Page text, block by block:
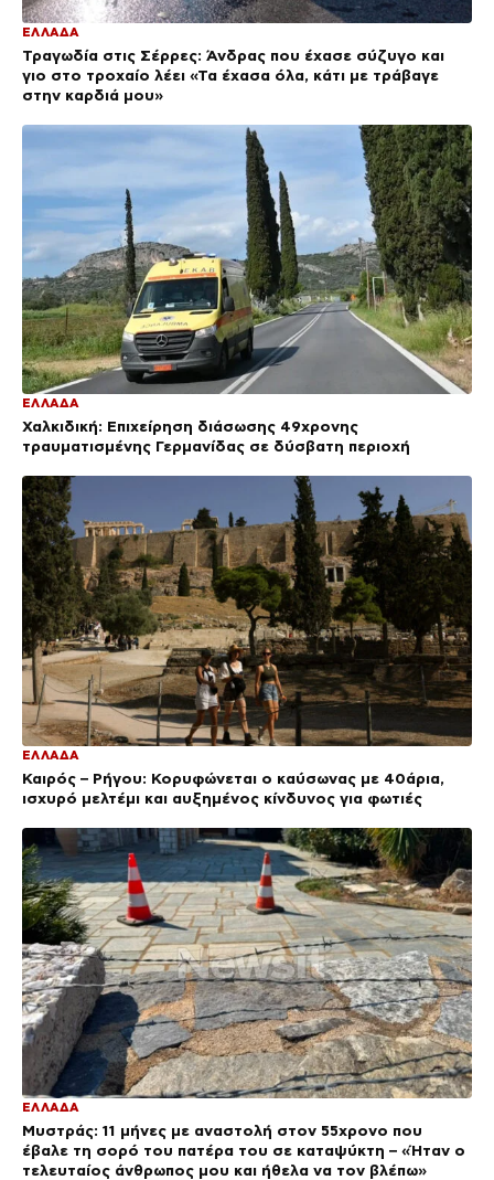
ΕΛΛΑΔΑ
Τραγωδία στις Σέρρες: Άνδρας που έχασε σύζυγο και
γιο στο τροχαίο λέει «Τα έχασα όλα, κάτι με τράβαγε
στην καρδιά μου»
ΕΛΛΑΔΑ
Χαλκιδική: Επιχείρηση διάσωσης 49χρονης
τραυματισμένης Γερμανίδας σε δύσβατη περιοχή
ΕΛΛΑΔΑ
Καιρός – Ρήγου: Κορυφώνεται ο καύσωνας με 40άρια,
ισχυρό μελτέμι και αυξημένος κίνδυνος για φωτιές
ΕΛΛΑΔΑ
Μυστράς: 11 μήνες με αναστολή στον 55χρονο που
έβαλε τη σορό του πατέρα του σε καταψύκτη – «Ήταν ο
τελευταίος άνθρωπος μου και ήθελα να τον βλέπω»